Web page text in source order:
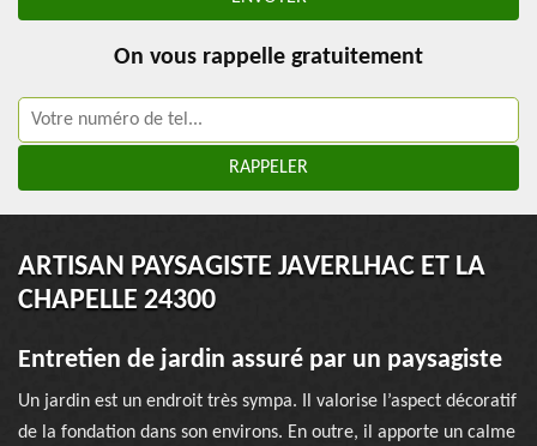
On vous rappelle gratuitement
ARTISAN PAYSAGISTE JAVERLHAC ET LA
CHAPELLE 24300
Entretien de jardin assuré par un paysagiste
Un jardin est un endroit très sympa. Il valorise l’aspect décoratif
de la fondation dans son environs. En outre, il apporte un calme